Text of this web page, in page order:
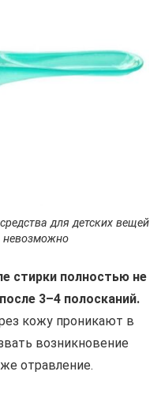
для детских вещей
стирки полностью не
3–4 полосканий.
кожу проникают в
возникновение
отравление.